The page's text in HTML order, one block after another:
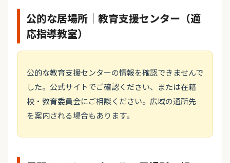
公的な居場所｜教育支援センター（適
応指導教室）
公的な教育支援センターの情報を確認できませんで
した。公式サイトでご確認ください、または在籍
校・教育委員会にご相談ください。広域の通所先
を案内される場合もあります。